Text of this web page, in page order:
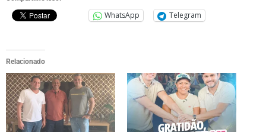
WhatsApp Telegram
Relacionado